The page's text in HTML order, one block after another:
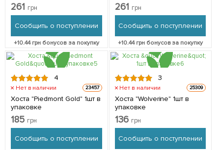
упаковке
261 грн
Сообщить о поступлении
+10.44грн бонусов за покупку
упаковке
261 грн
Сообщить о поступлении
+10.44грн бонусов за покупку
4
Нет в наличии 23457
Хоста "Piedmont Gold" 1шт в
упаковке
185 грн
Сообщить о поступлении
3
Нет в наличии 25309
Хоста "Wolverine" 1шт в
упаковке
136 грн
Сообщить о поступлении